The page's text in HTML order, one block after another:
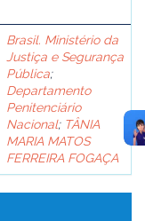
Brasil. Ministério da
Justiça e Segurança
Pública;
Departamento
Penitenciário
Nacional; TÂNIA
MARIA MATOS
FERREIRA FOGAÇA